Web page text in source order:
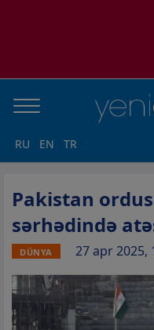
RU EN TR
Pakistan
sərhədində
DÜNYA 27 apr 2025,